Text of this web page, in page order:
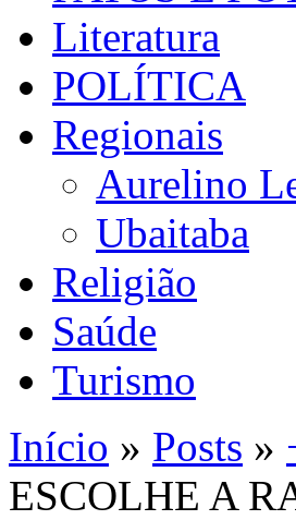
Literatura
POLÍTICA
Regionais
Aurelino
Ubaitaba
Religião
Saúde
Turismo
Início » Posts »
ESCOLHE A